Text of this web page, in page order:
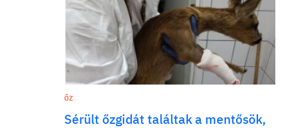
ŐZ
Sérült őzgidát találtak a mentősök,